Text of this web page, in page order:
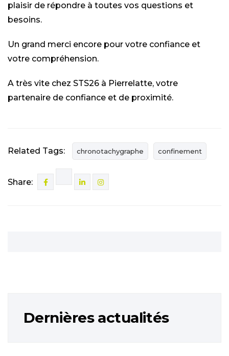
plaisir de répondre à toutes vos questions et
besoins.
Un grand merci encore pour votre confiance et
votre compréhension.
A très vite chez STS26 à Pierrelatte, votre
partenaire de confiance et de proximité.
Related Tags: chronotachygraphe confinement
Share:
Dernières actualités